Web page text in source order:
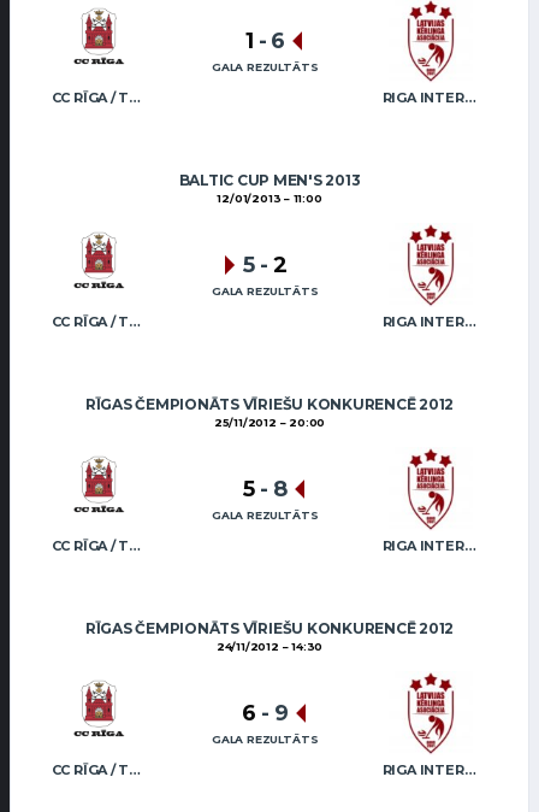
CC RĪGA / TRUKŠĀNS RIGA INTERNATIONAL CURLING CLUB / GRAY
1 - 6
GALA REZULTĀTS
BALTIC CUP MEN'S 2013
12/01/2013 11:00
CC RĪGA / TRUKŠĀNS RIGA INTERNATIONAL CURLING CLUB / GRAY
5 - 2
GALA REZULTĀTS
RĪGAS ČEMPIONĀTS VĪRIEŠU KONKURENCĒ 2012
25/11/2012 20:00
CC RĪGA / TRUKŠĀNS RIGA INTERNATIONAL CURLING CLUB / GRAY
5 - 8
GALA REZULTĀTS
RĪGAS ČEMPIONĀTS VĪRIEŠU KONKURENCĒ 2012
24/11/2012 14:30
CC RĪGA / TRUKŠĀNS RIGA INTERNATIONAL CURLING CLUB / GRAY
6 - 9
GALA REZULTĀTS